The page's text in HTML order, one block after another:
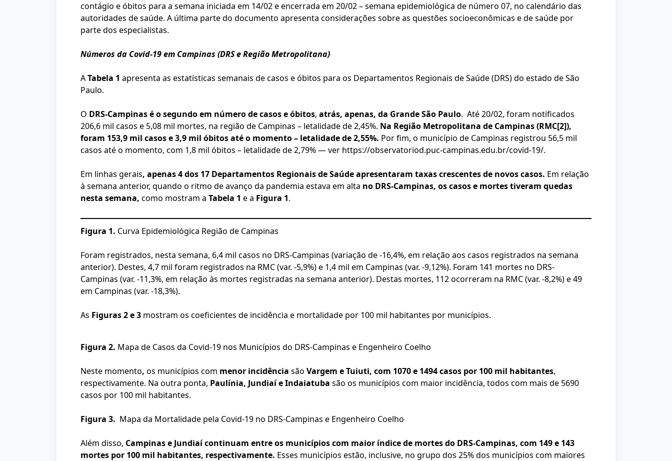
contágio e óbitos para a semana iniciada em 14/02 e encerrada em 20/02 – semana epidemiológica de número 07, no calendário das
autoridades de saúde. A última parte do documento apresenta considerações sobre as questões socioeconômicas e de saúde por
parte dos especialistas.
Números da Covid-19 em Campinas (DRS e Região Metropolitana)
ATabela 1 apresenta as estatísticas semanais de casos e óbitos para os Departamentos Regionais de Saúde (DRS) do estado de São
Paulo.
O DRS-Campinas é o segundo em número de casos e óbitos, atrás, apenas, da Grande São Paulo. Até 20/02, foram notificados
206,6 mil casos e 5,08 mil mortes, na região de Campinas – letalidade de 2,45%. Na Região Metropolitana de Campinas (RMC[2]),
foram 153,9 mil casos e 3,9 mil óbitos até o momento – letalidade de 2,55%. Por fim, o município de Campinas registrou 56,5 mil
casos até o momento, com 1,8 mil óbitos – letalidade de 2,79% — ver https://observatoriod.puc-campinas.edu.br/covid-19/.
Em linhas gerais, apenas 4 dos 17 Departamentos Regionais de Saúde apresentaram taxas crescentes de novos casos. Em relação
à semana anterior, quando o ritmo de avanço da pandemia estava em alta no DRS-Campinas, os casos e mortes tiveram quedas
nesta semana, como mostram a Tabela 1 e a Figura 1.
Figura 1. Curva Epidemiológica Região de Campinas
Foram registrados, nesta semana, 6,4 mil casos no DRS-Campinas (variação de -16,4%, em relação aos casos registrados na semana
anterior). Destes, 4,7 mil foram registrados na RMC (var. -5,9%) e 1,4 mil em Campinas (var. -9,12%). Foram 141 mortes no DRS-
Campinas (var. -11,3%, em relação às mortes registradas na semana anterior). Destas mortes, 112 ocorreram na RMC (var. -8,2%) e 49
em Campinas (var. -18,3%).
As Figuras 2 e 3 mostram os coeficientes de incidência e mortalidade por 100 mil habitantes por municípios.
Figura 2. Mapa de Casos da Covid-19 nos Municípios do DRS-Campinas e Engenheiro Coelho
Neste momento, os municípios com menor incidência são Vargem e Tuiuti, com 1070 e 1494 casos por 100 mil habitantes,
respectivamente. Na outra ponta, Paulínia, Jundiaí e Indaiatuba são os municípios com maior incidência, todos com mais de 5690
casos por 100 mil habitantes.
Figura 3. Mapa da Mortalidade pela Covid-19 no DRS-Campinas e Engenheiro Coelho
Além disso, Campinas e Jundiaí continuam entre os municípios com maior índice de mortes do DRS-Campinas, com 149 e 143
mortes por 100 mil habitantes, respectivamente. Esses municípios estão, inclusive, no grupo dos 25% dos municípios com maiores